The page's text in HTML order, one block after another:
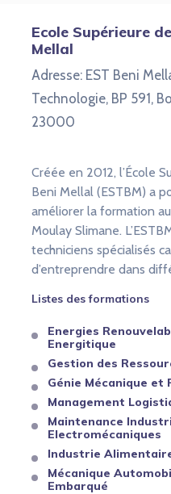
Ecole Supérieure
Mellal
Adresse: EST Beni
Technologie, BP 591,
23000
Créée en 2012, l’École
Beni Mellal (ESTBM) a
améliorer la formation
Moulay Slimane.
techniciens spécialisés
d’entreprendre dans
Listes des formations
Energies
Energitique
Gestion des
Génie Mécanique et
Management
Maintenance
Electromécaniques
Industrie
Mécanique
Embarqué